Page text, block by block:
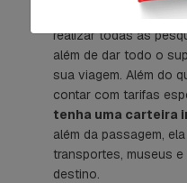
Uma agência de
realizar todas as
além de dar todo o
sua viagem. Além do
contar com tarifas
tenha uma carteira
além da passagem,
transportes, museus
destino.